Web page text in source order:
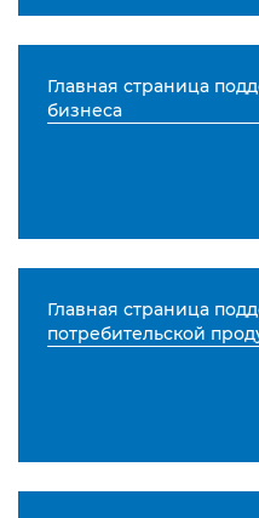
Главная страница
бизнеса
Главная страница
потребительской